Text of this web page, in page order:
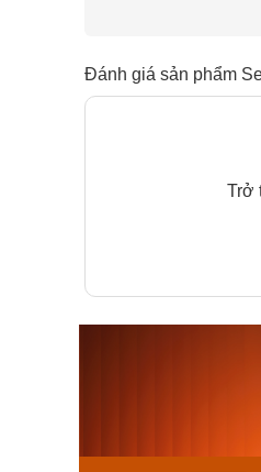
Đánh giá sản phẩm
Trở